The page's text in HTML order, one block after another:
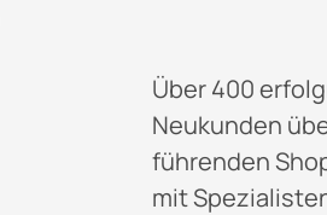
Über 400
Neukunden
führenden
mit